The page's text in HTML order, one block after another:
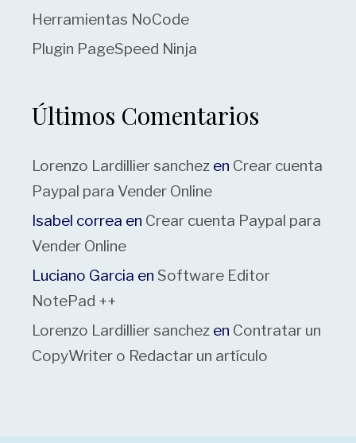
Herramientas NoCode
Plugin PageSpeed Ninja
Últimos Comentarios
Lorenzo Lardillier sanchez en Crear cuenta
Paypal para Vender Online
Isabel correa en Crear cuenta Paypal para
Vender Online
Luciano Garcia en Software Editor
NotePad ++
Lorenzo Lardillier sanchez en Contratar un
CopyWriter o Redactar un artículo